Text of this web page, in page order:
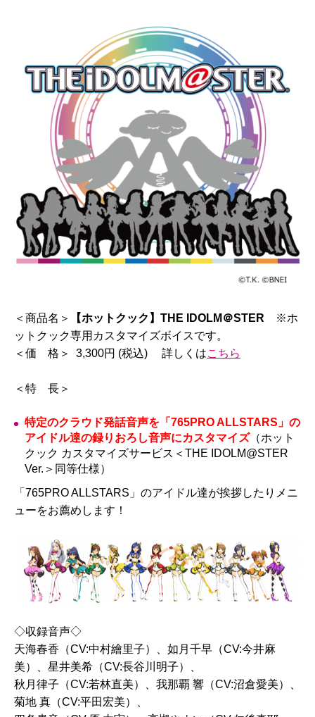
＜商品名＞ 【ホットクック】THE IDOLM＠STER
※ホ
ットクック専用カスタマイズボイスです。
＜価 格＞ 3,300円 (税込) 詳しくはこちら
＜特 長＞
特定のクラウド発話音声を「765PRO ALLSTARS」の
アイドル達の録りおろし音声にカスタマイズ（ホット
クック カスタマイズサービス＜THE IDOLM@STER
Ver.＞同等仕様）
「765PRO ALLSTARS」のアイドル達が挨拶したりメニ
ューをお薦めします！
◇収録音声◇
天海春香（CV:中村繪里子）、如月千早（CV:今井麻
美）、星井美希（CV:長谷川明子）、
秋月律子（CV:若林直美）、我那覇 響（CV:沼倉愛美）、
菊地 真（CV:平田宏美）、